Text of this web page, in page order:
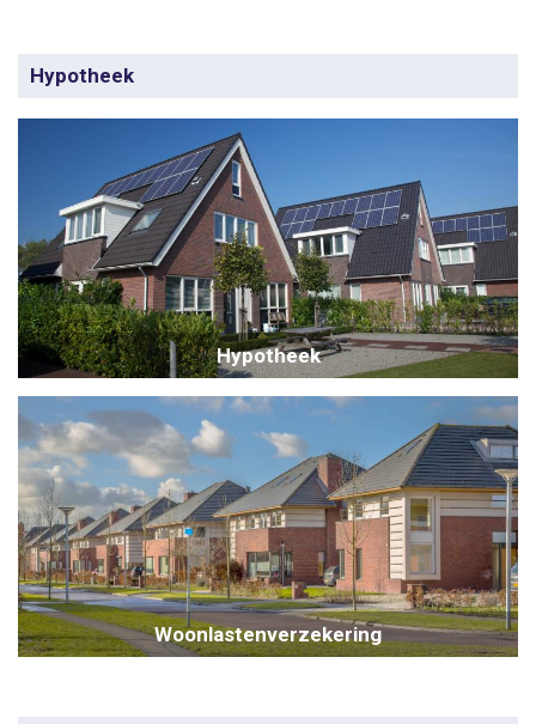
Hypotheek
Hypotheek
Woonlastenverzekering